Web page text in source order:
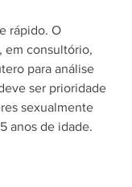
rápido. O
em consultório,
para análise
ser prioridade
sexualmente
anos de idade.